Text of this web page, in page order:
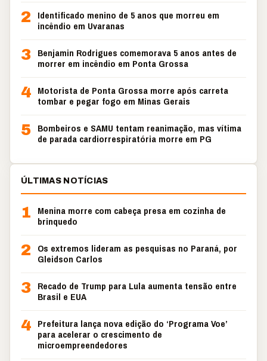
2
Identificado menino de 5 anos que morreu em
incêndio em Uvaranas
3 Benjamin Rodrigues comemorava 5 anos antes de
morrer em incêndio em Ponta Grossa
4 Motorista de Ponta Grossa morre após carreta
tombar e pegar fogo em Minas Gerais
5 Bombeiros e SAMU tentam reanimação, mas vítima
de parada cardiorrespiratória morre em PG
ÚLTIMAS NOTÍCIAS
1
Menina morre com cabeça presa em cozinha de
brinquedo
2
Os extremos lideram as pesquisas no Paraná, por
Gleidson Carlos
3 Recado de Trump para Lula aumenta tensão entre
Brasil e EUA
4 Prefeitura lança nova edição do ‘Programa Voe’
para acelerar o crescimento de
microempreendedores